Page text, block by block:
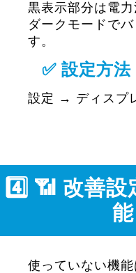
黒表示部分は電力
ダークモードで
す。
✅ 設定方法
設定 → ディスプ
4️⃣ 📶 改善
使っていない機能